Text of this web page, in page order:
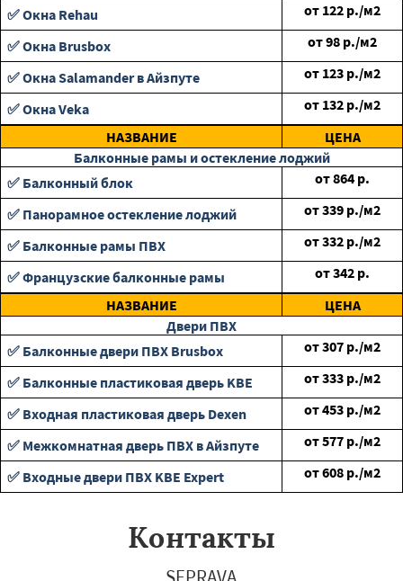
✅ Окна Rehau
от 122 р./м2
✅ Окна Brusbox
от98 р./м2
✅ Окна Salamander в Айзпуте
от 123 р./м2
✅ Окна Veka
от 132 р./м2
НАЗВАНИЕ
ЦЕНА
Балконные рамы и остекление лоджий
✅ Балконный блок
от864 р.
✅ Панорамное остекление лоджий
от339 р./м2
✅ Балконные рамы ПВХ
от332 р./м2
✅ Французские балконные рамы
от342 р.
НАЗВАНИЕ
ЦЕНА
Двери ПВХ
✅ Балконные двери ПВХ Brusbox
от307 р./м2
✅ Балконные пластиковая дверь KBE
от333 р./м2
✅ Входная пластиковая дверь Dexen
от453 р./м2
✅ Межкомнатная дверь ПВХ в Айзпуте
от577 р./м2
✅ Входные двери ПВХ KBE Expert
от608 р./м2
Контакты